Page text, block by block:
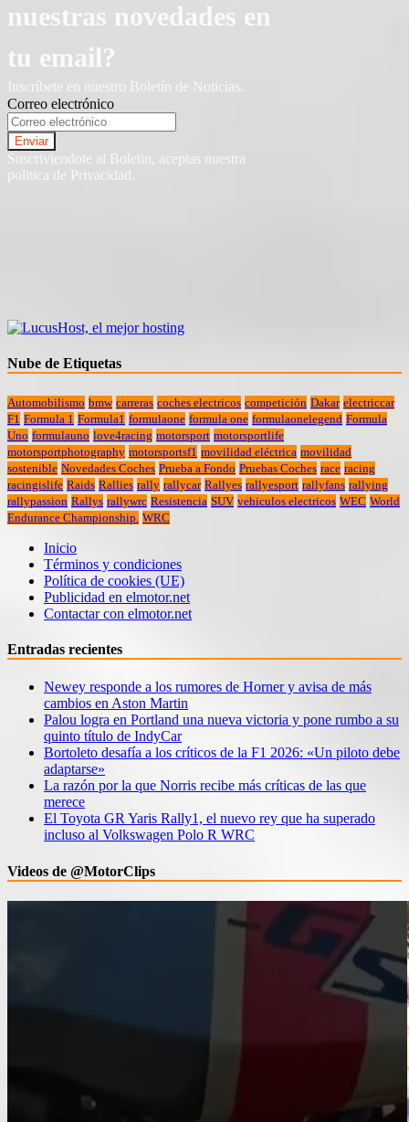
nuestras novedades en
tu email?
Inscríbete en nuestro Boletín de Noticias.
Correo electrónico
Suscriviendote al Boletin, aceptas nuestra
politica de Privacidad.
Nube de Etiquetas
Automobilismo bmw carreras coches electricos competición Dakar electriccar
F1 Formula 1 Formula1 formulaone formula one formulaonelegend Formula
Uno formulauno love4racing motorsport motorsportlife
motorsportphotography motorsportsf1 movilidad eléctrica movilidad
sostenible Novedades Coches Prueba a Fondo Pruebas Coches race racing
racingislife Raids Rallies rally rallycar Rallyes rallyesport rallyfans rallying
rallypassion Rallys rallywrc Resistencia SUV vehiculos electricos WEC World
Endurance Championship. WRC
Inicio
Términos y condiciones
Política de cookies (UE)
Publicidad en elmotor.net
Contactar con elmotor.net
Entradas recientes
Newey responde a los rumores de Horner y avisa de más
cambios en Aston Martin
Palou logra en Portland una nueva victoria y pone rumbo a su
quinto título de IndyCar
Bortoleto desafía a los críticos de la F1 2026: «Un piloto debe
adaptarse»
La razón por la que Norris recibe más críticas de las que
merece
El Toyota GR Yaris Rally1, el nuevo rey que ha superado
incluso al Volkswagen Polo R WRC
Videos de @MotorClips